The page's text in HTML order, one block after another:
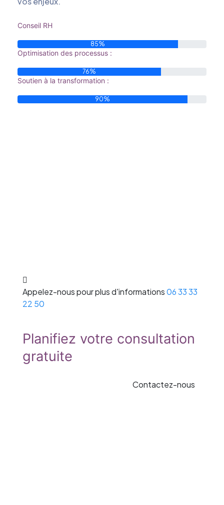
Conseil RH
85%
Optimisation des processus :
76%
Soutien à la transformation :
90%
Appelez-nous pour plus d'informations06 33 33
22 50
Planifiez votre consultation
gratuite
Contactez-nous